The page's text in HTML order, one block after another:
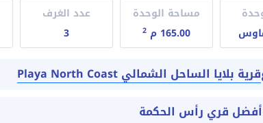
مساحة الوحدة
165.00 م
2
عدد الغرف
3
قرية بلايا الساحل الشمالي Playa North Coast
أفضل قري رأس الحكمة